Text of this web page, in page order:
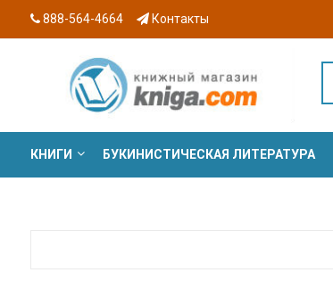
888-564-4664 Контакты
КНИГИ БУКИНИСТИЧЕСКАЯ ЛИТЕРАТУРА